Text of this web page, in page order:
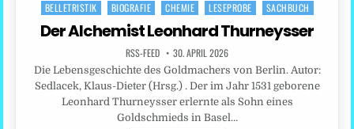
Posted
in
BELLETRISTIK BIOGRAFIE CHEMIE LESEPROBE SACHBUCH
Der Alchemist Leonhard Thurneysser
RSS-FEED 30. APRIL 2026
Die Lebensgeschichte des Goldmachers von Berlin. Autor:
Sedlacek, Klaus-Dieter (Hrsg.) . Der im Jahr 1531 geborene
Leonhard Thurneysser erlernte als Sohn eines
Goldschmieds in Basel…